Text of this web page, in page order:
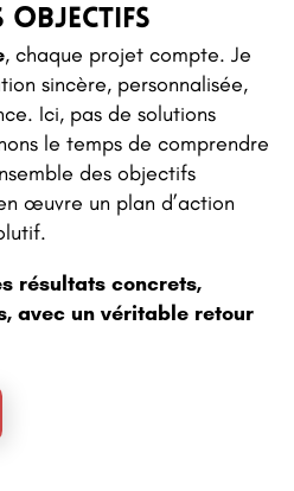
objectifs
, chaque projet compte. Je
sincère, personnalisée,
Ici, pas de solutions
le temps de comprendre
des objectifs
œuvre un plan d’action
résultats concrets,
avec un véritable retour